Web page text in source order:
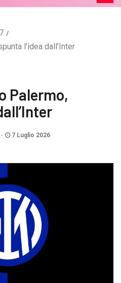
7
l’idea dall’Inter
Palermo,
7 Luglio 2026